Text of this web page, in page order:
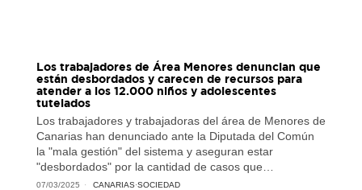
Los trabajadores de Área Menores denuncian que
están desbordados y carecen de recursos para
atender a los 12.000 niños y adolescentes
tutelados
Los trabajadores y trabajadoras del área de Menores de
Canarias han denunciado ante la Diputada del Común
la "mala gestión" del sistema y aseguran estar
"desbordados" por la cantidad de casos que…
07/03/2025 CANARIAS·SOCIEDAD